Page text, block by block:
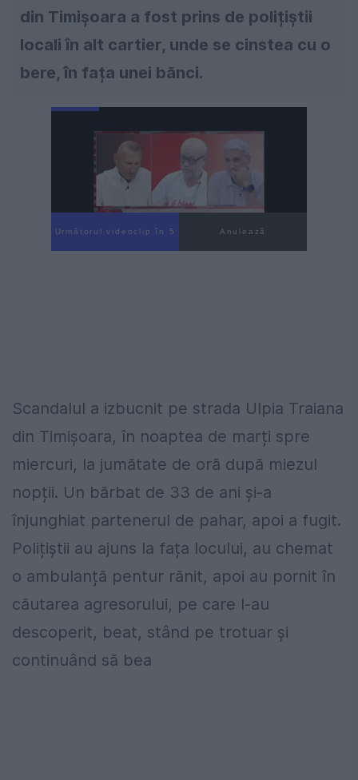
din Timișoara a fost prins de polițiștii
locali în alt cartier, unde se cinstea cu o
bere, în fața unei bănci.
Următorul videoclip în 4 Anulează
Scandalul a izbucnit pe strada Ulpia Traiana
din Timișoara, în noaptea de marți spre
miercuri, la jumătate de oră după miezul
nopții. Un bărbat de 33 de ani și-a
înjunghiat partenerul de pahar, apoi a fugit.
Polițiștii au ajuns la fața locului, au chemat
o ambulanță pentur rănit, apoi au pornit în
căutarea agresorului, pe care l-au
descoperit, beat, stând pe trotuar și
continuând să bea